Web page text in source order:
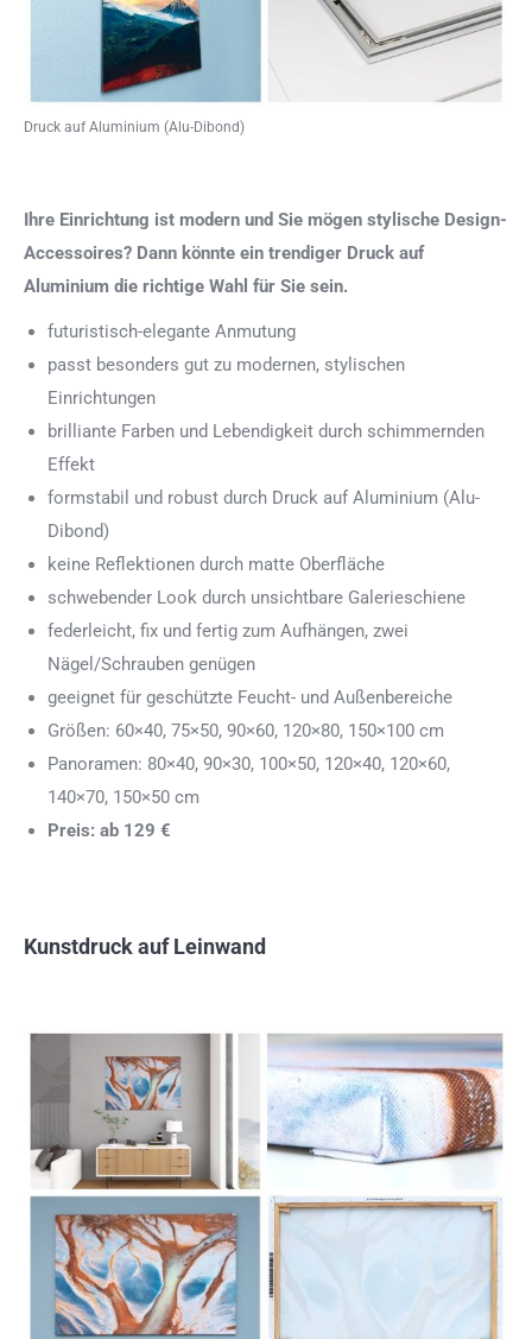
Druck auf Aluminium (Alu-Dibond)
Ihre Einrichtung ist modern und Sie mögen stylische Design-
Accessoires? Dann könnte ein trendiger Druck auf
Aluminium die richtige Wahl für Sie sein.
futuristisch-elegante Anmutung
passt besonders gut zu modernen, stylischen
Einrichtungen
brilliante Farben und Lebendigkeit durch schimmernden
Effekt
formstabil und robust durch Druck auf Aluminium (Alu-
Dibond)
keine Reflektionen durch matte Oberfläche
schwebender Look durch unsichtbare Galerieschiene
federleicht, fix und fertig zum Aufhängen, zwei
Nägel/Schrauben genügen
geeignet für geschützte Feucht- und Außenbereiche
Größen: 60×40, 75×50, 90×60, 120×80, 150×100 cm
Panoramen: 80×40, 90×30, 100×50, 120×40, 120×60,
140×70, 150×50 cm
Preis: ab 129 €
Kunstdruck auf Leinwand